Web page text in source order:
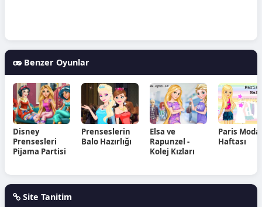
Benzer Oyunlar
Disney
Prensesleri
Pijama Partisi
Prenseslerin
Balo Hazırlığı
Elsa ve
Rapunzel -
Kolej Kızları
Paris Moda
Haftası
Site Tanitim